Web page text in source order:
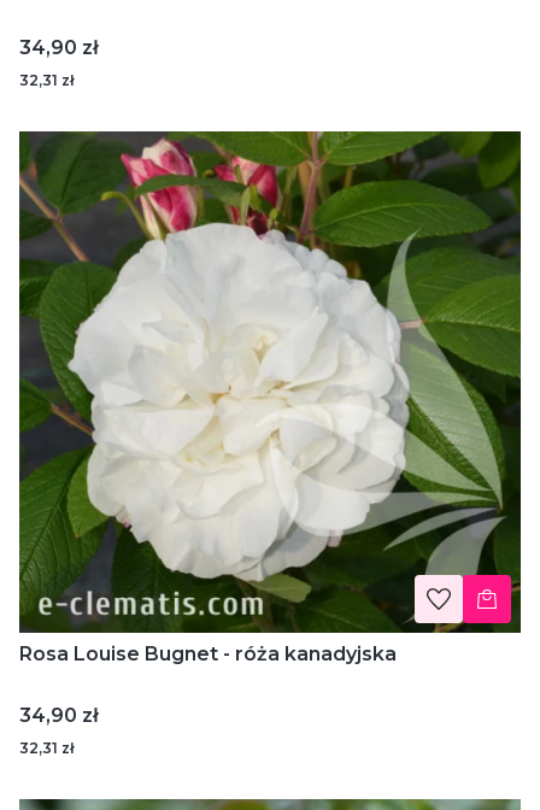
Cena
34,90 zł
32,31 zł
Rosa Louise Bugnet - róża kanadyjska
Cena
34,90 zł
32,31 zł